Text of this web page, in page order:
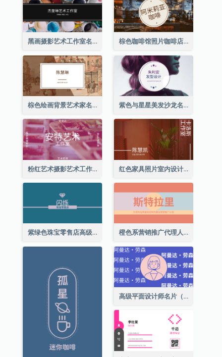
黑画摄影艺术工作室名片 棕色咖啡馆照片咖啡店名片
棕色绘画背景艺术家名片 紫色与星星美发沙龙名片
粉红艺术摄影艺术工作室名片 红色家具照片室内设计名片
紫绿色珠宝零售店高级总监名片 橙色系营销推广代理人名片
高级平面设计师名片（附自画像）